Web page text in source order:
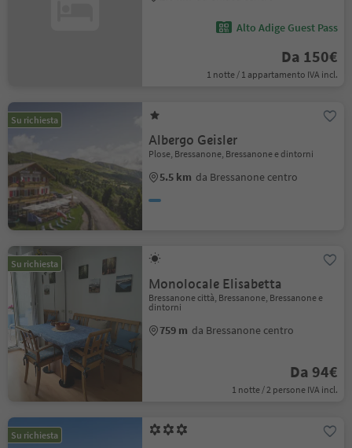
Alto Adige Guest Pass
Da 150€
1 notte / 1 appartamento IVA incl.
Su richiesta
Albergo Geisler
Plose, Bressanone, Bressanone e dintorni
5.5 km da Bressanone centro
Su richiesta
Monolocale Elisabetta
Bressanone città, Bressanone, Bressanone e
dintorni
759 m da Bressanone centro
Da 94€
1 notte / 2 persone IVA incl.
Su richiesta